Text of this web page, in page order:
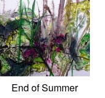
End of Summer